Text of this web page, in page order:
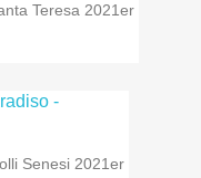
Teresa 2021er
Senesi 2021er